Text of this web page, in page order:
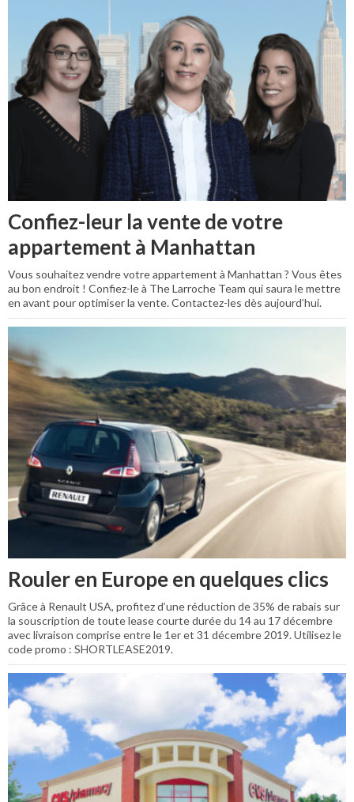
Confiez-leur la vente de votre
appartement à Manhattan
Vous souhaitez vendre votre appartement à Manhattan ? Vous êtes
au bon endroit ! Confiez-le à The Larroche Team qui saura le mettre
en avant pour optimiser la vente. Contactez-les dès aujourd’hui.
Rouler en Europe en quelques clics
Grâce à Renault USA, profitez d’une réduction de 35% de rabais sur
la souscription de toute lease courte durée du 14 au 17 décembre
avec livraison comprise entre le 1er et 31 décembre 2019. Utilisez le
code promo : SHORTLEASE2019.